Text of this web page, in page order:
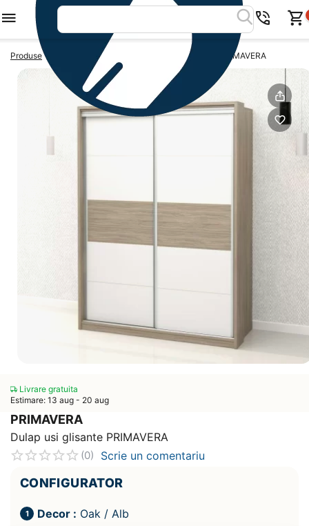
Produse Dulapuri usi glisante Dulap usi glisante PRIMAVERA
Livrare gratuita
Estimare: 13 aug - 20 aug
PRIMAVERA
Dulap usi glisante PRIMAVERA
(0) Scrie un comentariu
CONFIGURATOR
Decor : Oak / Alb